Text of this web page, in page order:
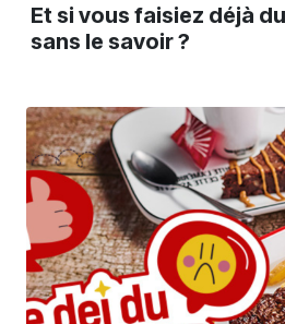
Et si vous faisiez déjà
sans le savoir ?